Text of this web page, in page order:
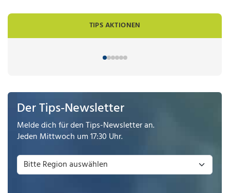
TIPS AKTIONEN
Der Tips-Newsletter
Melde dich für den Tips-Newsletter an.
Jeden Mittwoch um 17:30 Uhr.